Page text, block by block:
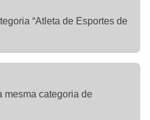
“Atleta de Esportes de
mesma categoria de